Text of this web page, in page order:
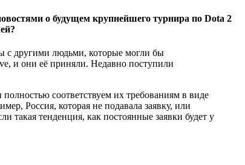
о будущем крупнейшего турнира по Dota 2
с другими людьми, которые могли бы
и они её приняли. Недавно поступили
соответствуем их требованиям в виде
Россия, которая не подавала заявку, или
такая тенденция, как постоянные заявки будет у